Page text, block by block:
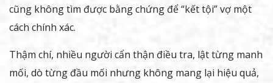
cũng không tìm được bằng chứng để “kết tội” vợ một
cách chính xác.
Thậm chí, nhiều người cẩn thận điều tra, lật từng manh
mối, dò từng đầu mối nhưng không mang lại hiệu quả,